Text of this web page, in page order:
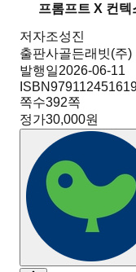
프롬프트 X 컨텍
저자조성진
출판사골든래빗(주)
발행일2026-06-11
ISBN
쪽수392쪽
정가30,000원